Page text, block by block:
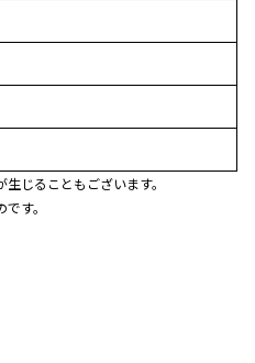
じることもございます。
す。